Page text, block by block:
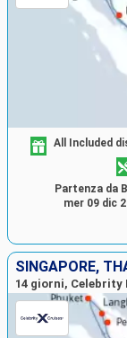
All Included
Partenza da
mer 09 dic
SINGAPORE,
14 giorni, Celebrity